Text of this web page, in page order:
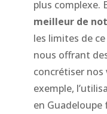
plus complexe.
meilleur de
les limites de
nous offrant
concrétiser nos
exemple,
en